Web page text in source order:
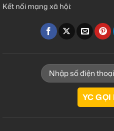
Kết nối mạng xã hội: